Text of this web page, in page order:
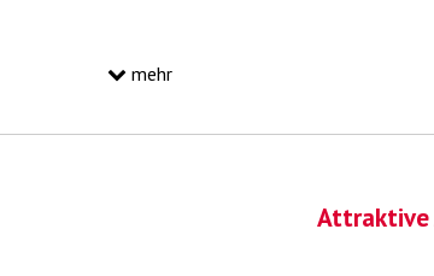
mehr
Attraktive